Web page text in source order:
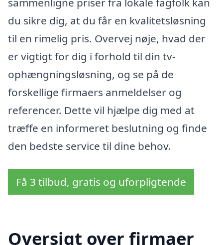
du sikre dig, at du får en kvalitetsløsning
til en rimelig pris. Overvej nøje, hvad der
er vigtigt for dig i forhold til din tv-
ophængningsløsning, og se på de
forskellige firmaers anmeldelser og
referencer. Dette vil hjælpe dig med at
træffe en informeret beslutning og finde
den bedste service til dine behov.
Få 3 tilbud, gratis og uforpligtende
Oversigt over firmaer